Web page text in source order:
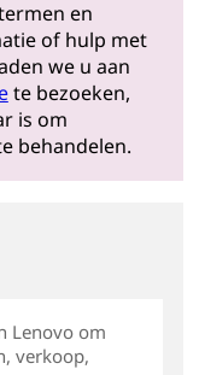
en
of hulp met
we u aan
te bezoeken,
is om
behandelen.
Lenovo om
verkoop,